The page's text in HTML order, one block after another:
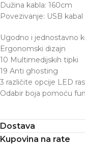
Dužina kabla: 160cm
Povezivanje: USB kabal
Ugodno i jednostavno
Ergonomski dizajn
10 Multimedijskih tipki
19 Anti ghosting
3 različite opcije LED
Odabir boja pomoću
Dostava
Kupovina na rate